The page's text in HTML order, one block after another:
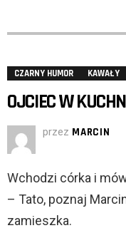
CZARNY HUMOR KAWAŁY
OJCIEC W
przez MARCIN
Wchodzi córka i
– Tato, poznaj
zamieszka.